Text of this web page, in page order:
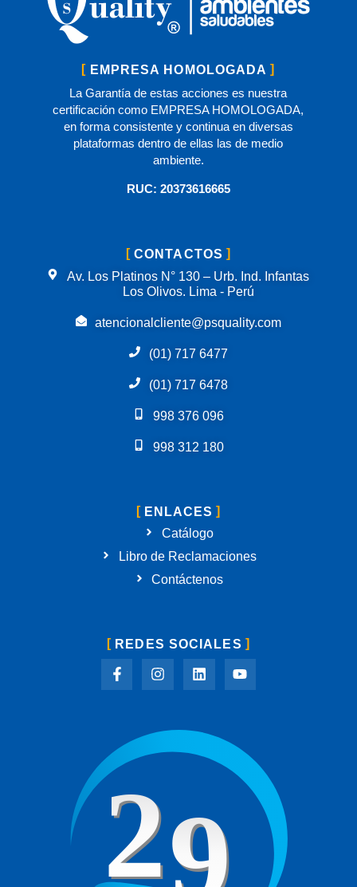
EMPRESA HOMOLOGADA
La Garantía de estas acciones es nuestra
certificación como EMPRESA HOMOLOGADA,
en forma consistente y continua en diversas
plataformas dentro de ellas las de medio
ambiente.
RUC: 20373616665
CONTACTOS
Av. Los Platinos N° 130 – Urb. Ind. Infantas
Los Olivos. Lima - Perú
atencionalcliente@psquality.com
(01) 717 6477
(01) 717 6478
998 376 096
998 312 180
ENLACES
Catálogo
Libro de Reclamaciones
Contáctenos
REDES SOCIALES